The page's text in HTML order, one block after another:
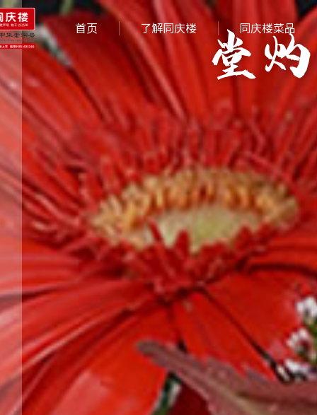
堂
首页 了解同庆楼 同庆楼菜品